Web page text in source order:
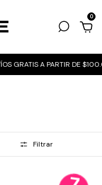
0
GRATIS A PARTIR DE
Filtrar